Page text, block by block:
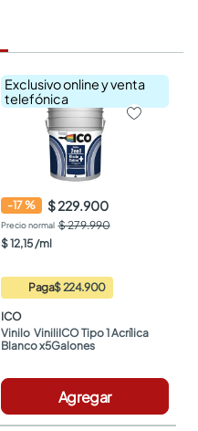
Exclusivo online y venta
telefónica
-17% $ 229.900
$ 279.990
$12,15/ml
Paga$ 224.900
ICO
Vinilo  ViniliICO Tipo 1 Acrílica
Blanco x5Galones
Agregar